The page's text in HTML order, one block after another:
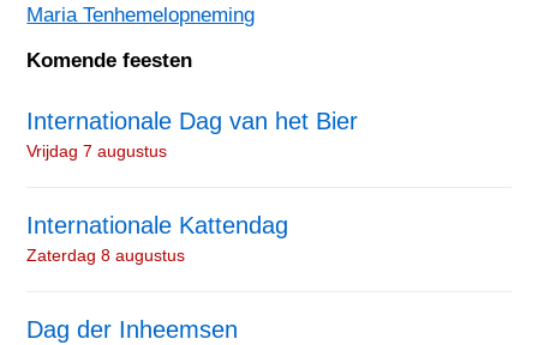
Maria Tenhemelopneming
Komende feesten
Internationale Dag van het Bier
Vrijdag 7 augustus
Internationale Kattendag
Zaterdag 8 augustus
Dag der Inheemsen